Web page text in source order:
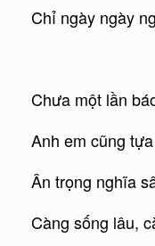
Chỉ ngày ngày
Chưa một lần
Anh em cũng
Ân trọng nghĩa
Càng sống lâu,